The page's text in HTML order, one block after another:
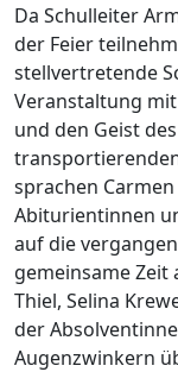
Da Schulleiter
der Feier
stellvertretende
Veranstaltung
und den Geist
sprachen
Abiturientinnen
auf die
gemeinsame Zeit
Thiel, Selina
der
Augenzwinkern